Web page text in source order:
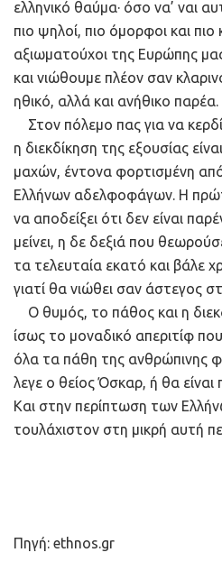
ελληνικό θαύμα· όσο να’ ναι
πιο ψηλοί, πιο όμορφοι και πιο
αξιωματούχοι της Ευρώπης
και νιώθουμε πλέον σαν
ηθικό, αλλά και ανήθικο παρέα.
Στον πόλεμο πας για να
η διεκδίκηση της εξουσίας
μαχών, έντονα φορτισμένη
Ελλήνων αδελφοφάγων. Η
να αποδείξει ότι δεν είναι
μείνει, η δε δεξιά που
τα τελευταία εκατό και βάλε
γιατί θα νιώθει σαν άστεγος
Ο θυμός, το πάθος και η
ίσως το μοναδικό απεριτίφ
όλα τα πάθη της ανθρώπινης
λεγε ο θείος Όσκαρ, ή θα
Και στην περίπτωση των
τουλάχιστον στη μικρή αυτή
Πηγή: ethnos.gr